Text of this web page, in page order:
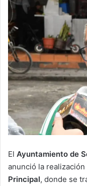
El Ayuntamiento de
anunció la realización
Principal, donde se